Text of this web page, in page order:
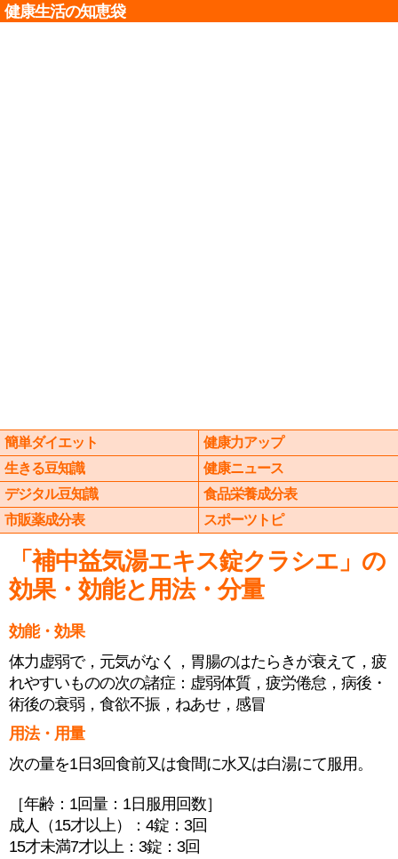
健康生活の知恵袋
簡単ダイエット
健康力アップ
生きる豆知識
健康ニュース
デジタル豆知識
食品栄養成分表
市販薬成分表
スポーツトピ
「補中益気湯エキス錠クラシエ」の
効果・効能と用法・分量
効能・効果
体力虚弱で，元気がなく，胃腸のはたらきが衰えて，疲
れやすいものの次の諸症：虚弱体質，疲労倦怠，病後・
術後の衰弱，食欲不振，ねあせ，感冒
用法・用量
次の量を1日3回食前又は食間に水又は白湯にて服用。
［年齢：1回量：1日服用回数］
成人（15才以上）：4錠：3回
15才未満7才以上：3錠：3回